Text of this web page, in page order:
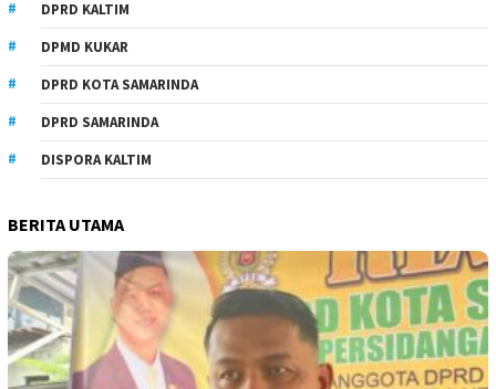
DPRD KALTIM
DPMD KUKAR
DPRD KOTA SAMARINDA
DPRD SAMARINDA
DISPORA KALTIM
BERITA UTAMA